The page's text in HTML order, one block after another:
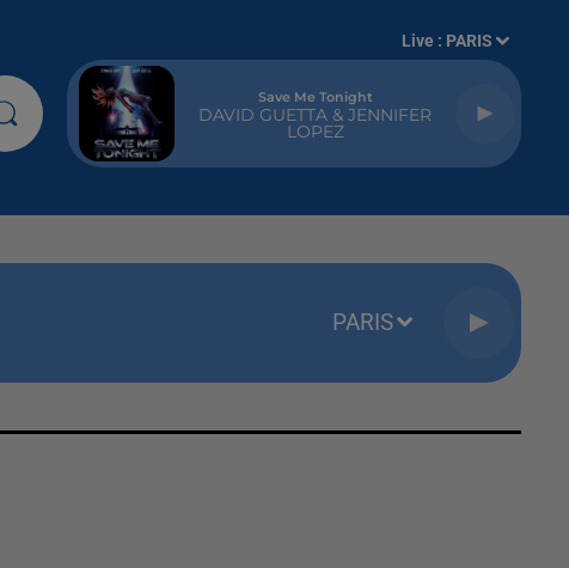
Live : PARIS
Save Me Tonight
DAVID GUETTA & JENNIFER
LOPEZ
PARIS